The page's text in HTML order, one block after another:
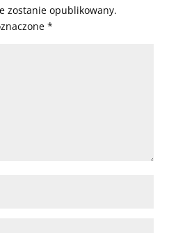
zostanie opublikowany.
*